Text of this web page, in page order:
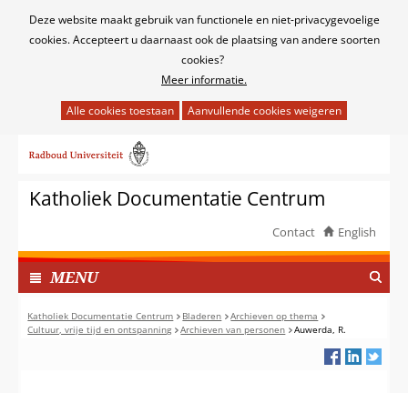
Cookies
Deze website maakt gebruik van functionele en niet-privacygevoelige
cookies. Accepteert u daarnaast ook de plaatsing van andere soorten
cookies?
Meer informatie.
het
van
cookies
deze
website
worden
toegestaan
of
naar
inhoudKatholiek Documentatie Centrum
Contact English
MENUI
N
G
E
Katholiek Documentatie Centrum Bladeren
Archieven op thema
Cultuur, vrije tijd en ontspanning
Archieven van personen Auwerda, R.